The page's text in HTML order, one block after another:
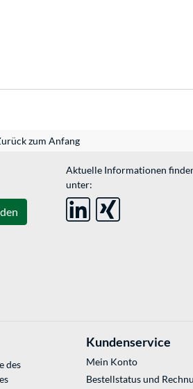
zum Anfang
Aktuelle Informationen
unter:
des
Kundenservice
Mein Konto
Bestellstatus und